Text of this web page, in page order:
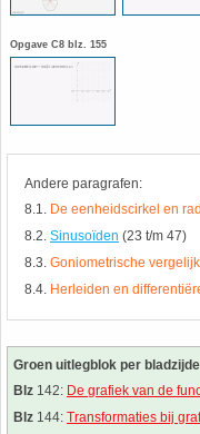
Opgave C8 blz. 155
Andere paragrafen:
8.1. De eenheidscirkel en
8.2. Sinusoïden (23 t/m 47)
8.3. Goniometrische
8.4. Herleiden en
Groen uitlegblok per
Blz 142: De grafiek van de
Blz 144: Transformaties bij
26. Pi
27. Priemgetallen
28. Procenten
29. Romeinse cijfers
30. Sinus
31. Sinusregel
32. Standaarddeviatie